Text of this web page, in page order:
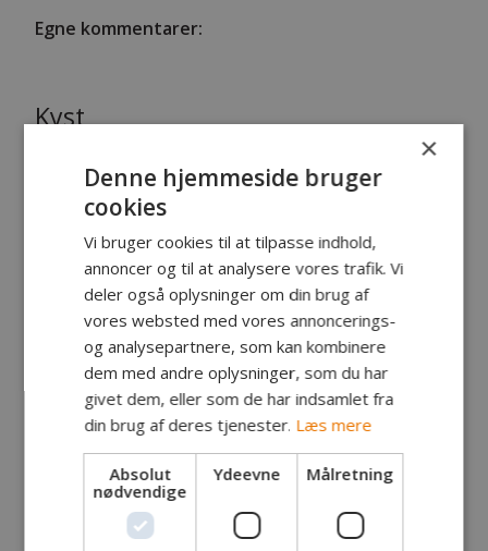
Egne kommentarer:
Kyst
Fanger: Jesper Michelsen, Frørup
Fangst: Havørred
×
Denne hjemmeside bruger
cookies
Vi bruger cookies til at tilpasse indhold,
annoncer og til at analysere vores trafik. Vi
deler også oplysninger om din brug af
vores websted med vores annoncerings-
og analysepartnere, som kan kombinere
dem med andre oplysninger, som du har
givet dem, eller som de har indsamlet fra
din brug af deres tjenester. Læs mere
Absolut
nødvendige
Ydeevne Målretning